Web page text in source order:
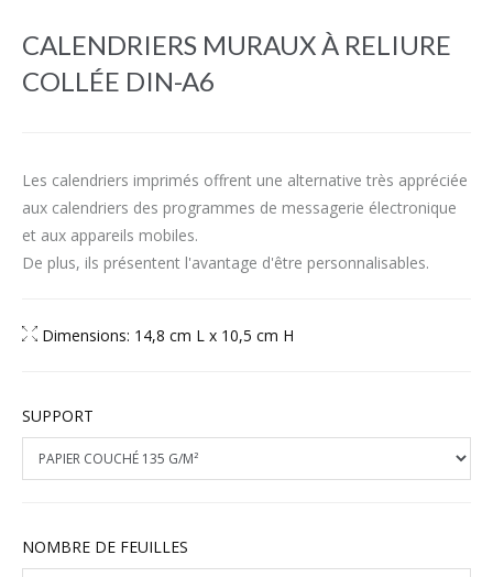
CALENDRIERS MURAUX À RELIURE
COLLÉE DIN-A6
Les calendriers imprimés offrent une alternative très appréciée
aux calendriers des programmes de messagerie électronique
et aux appareils mobiles.
De plus, ils présentent l'avantage d'être personnalisables.
Dimensions: 14,8 cm L x 10,5 cm H
SUPPORT
NOMBRE DE FEUILLES